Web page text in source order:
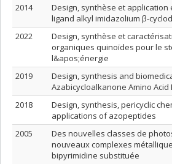
2014
Design, synthèse et application
ligand alkyl imidazolium β-
2022
Design, synthèse et
organiques quinoïdes pour le
l&apos;énergie
2019
Design, synthesis and
Azabicycloalkanone Amino Acid
2018
Design, synthesis, pericyclic
applications of azopeptides
2005
Des nouvelles classes de
nouveaux complexes
bipyrimidine substituée